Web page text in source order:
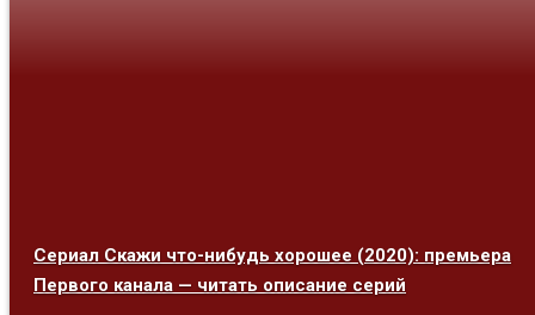
Сериал Скажи что-нибудь хорошее (2020): премьера
Первого канала — читать описание серий